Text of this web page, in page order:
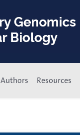
Authors Resources